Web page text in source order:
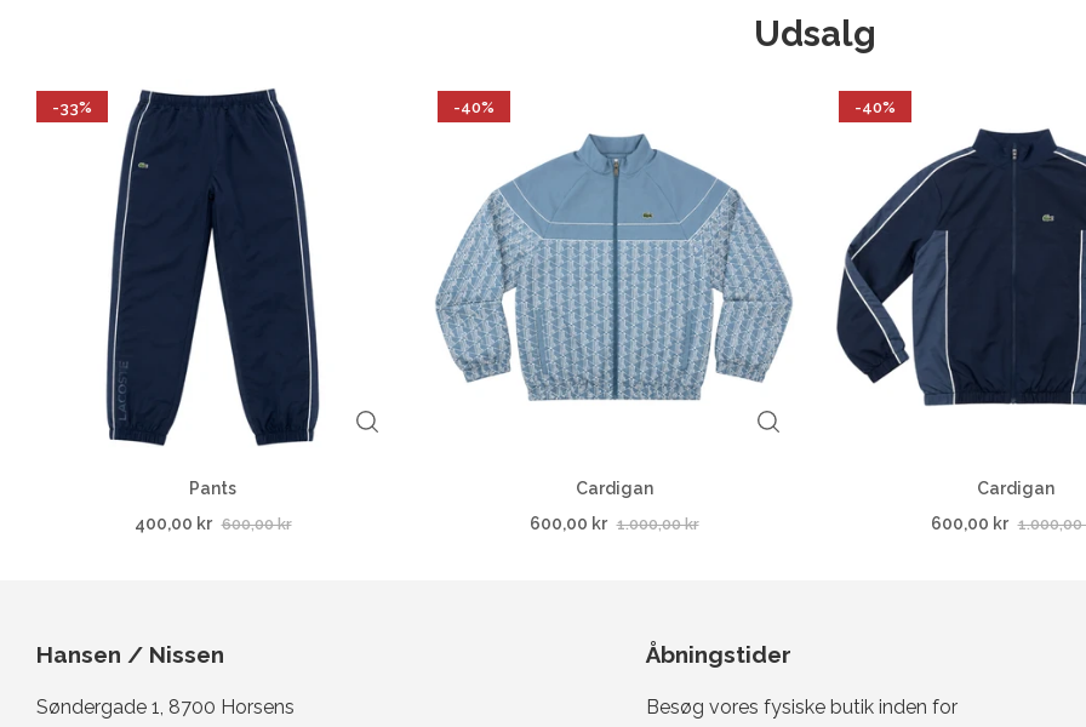
Udsalg
-33%
Pants
400,00 kr 600,00 kr
-40%
Cardigan
600,00 kr 1.000,00 kr
-40%
Cardigan
600,00 kr 1.000,00
Hansen / Nissen
Søndergade 1, 8700 Horsens
Åbningstider
Besøg vores fysiske butik inden for